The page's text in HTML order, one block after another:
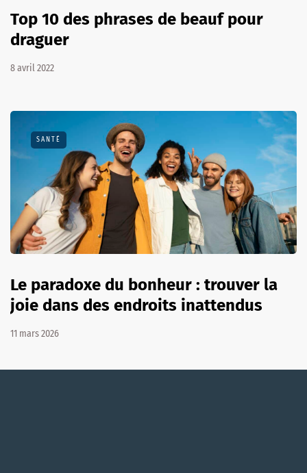
Top 10 des phrases de beauf pour
draguer
8 avril 2022
SANTÉ
Le paradoxe du bonheur : trouver la
joie dans des endroits inattendus
11 mars 2026